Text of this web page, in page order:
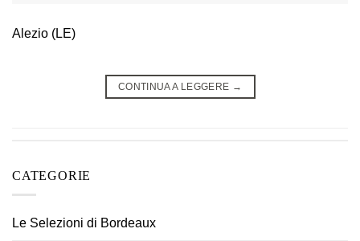
Alezio (LE)
CONTINUA A LEGGERE →
CATEGORIE
Le Selezioni di Bordeaux